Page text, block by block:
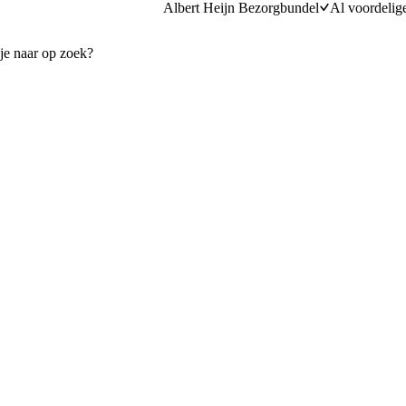
Albert Heijn Bezorgbundel Al